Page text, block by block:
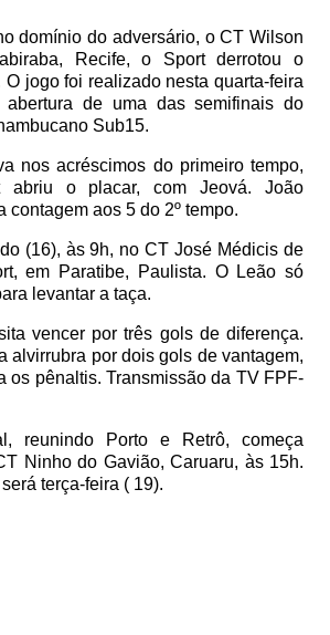
domínio do adversário, o CT Wilson
Recife, o Sport derrotou o
O jogo foi realizado nesta quarta-feira
abertura de uma das semifinais do
Sub15.
nos acréscimos do primeiro tempo,
abriu o placar, com Jeová. João
contagem aos 5 do 2º tempo.
(16), às 9h, no CT José Médicis de
em Paratibe, Paulista. O Leão só
levantar a taça.
vencer por três gols de diferença.
alvirrubra por dois gols de vantagem,
os pênaltis. Transmissão da TV FPF-
reunindo Porto e Retrô, começa
Ninho do Gavião, Caruaru, às 15h.
terça-feira ( 19).